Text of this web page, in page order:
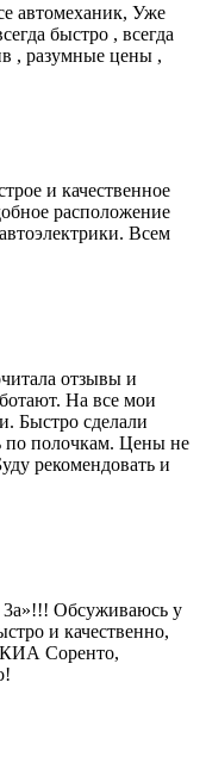
автомеханик, Уже
быстро , всегда
, разумные цены ,
и качественное
расположение
Всем
отзывы и
На все мои
Быстро сделали
по полочкам. Цены не
рекомендовать и
3а»!!! Обсуживаюсь у
и качественно,
КИА Соренто,